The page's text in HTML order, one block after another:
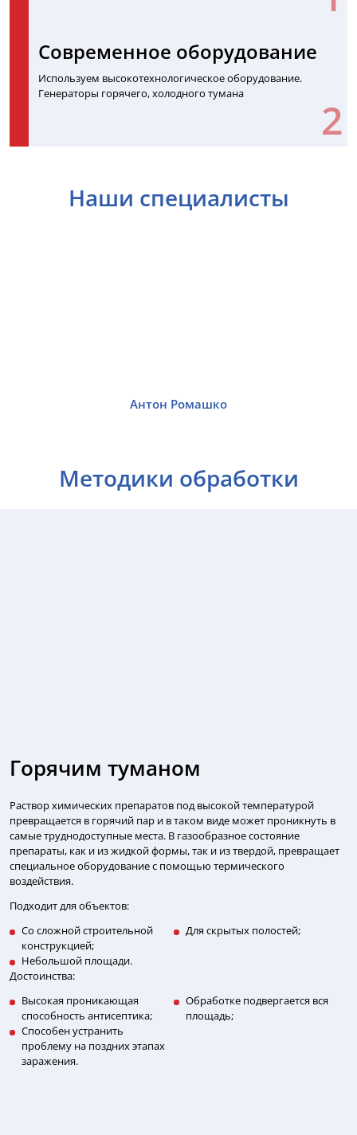
Современное оборудование
Используем высокотехнологическое оборудование.
Генераторы горячего, холодного тумана
Наши специалисты
Антон Ромашко
Методики обработки
Горячим туманом
Раствор химических препаратов под высокой температурой
превращается в горячий пар и в таком виде может проникнуть в
самые труднодоступные места. В газообразное состояние
препараты, как и из жидкой формы, так и из твердой, превращает
специальное оборудование с помощью термического
воздействия.
Подходит для объектов:
Со сложной строительной
конструкцией;
Для скрытых полостей;
Небольшой площади.
Достоинства:
Высокая проникающая
способность антисептика;
Обработке подвергается вся
площадь;
Способен устранить
проблему на поздних этапах
заражения.